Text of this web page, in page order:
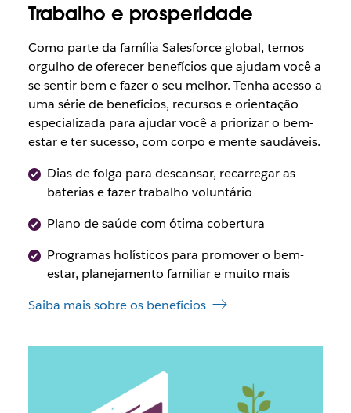
Trabalho e prosperidade
Como parte da família Salesforce global, temos
orgulho de oferecer benefícios que ajudam você a
se sentir bem e fazer o seu melhor. Tenha acesso a
uma série de benefícios, recursos e orientação
especializada para ajudar você a priorizar o bem-
estar e ter sucesso, com corpo e mente saudáveis.
Dias de folga para descansar, recarregar as
baterias e fazer trabalho voluntário
Plano de saúde com ótima cobertura
Programas holísticos para promover o bem-
estar, planejamento familiar e muito mais
Saiba mais sobre os benefícios